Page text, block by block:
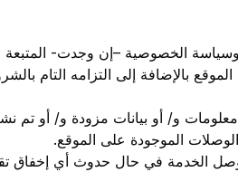
الخصوصية –إن وجدت- المتبعة
بالإضافة إلى التزامه التام
معلومات و/ أو بيانات مزودة و/ أو
الموجودة على الموقع.
وصل الخدمة في حال حدوث أي إخفاق